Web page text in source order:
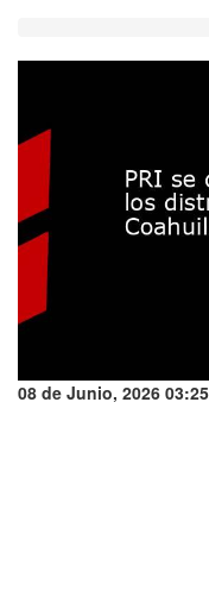
08 de Junio, 2026 03:25